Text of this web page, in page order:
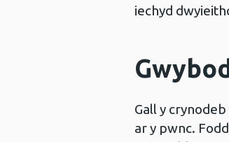
iechyd
Gall y
ar y pwnc.